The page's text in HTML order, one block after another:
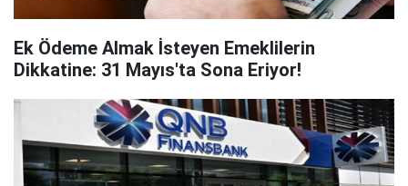
Ek Ödeme Almak İsteyen Emeklilerin
Dikkatine: 31 Mayıs'ta Sona Eriyor!